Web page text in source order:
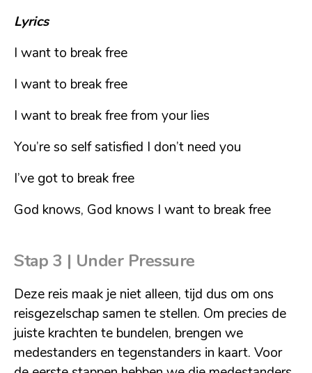
Lyrics
I want to break free
I want to break free
I want to break free from your lies
You’re so self satisfied I don’t need you
I’ve got to break free
God knows, God knows I want to break free
Stap 3 | Under Pressure
Deze reis maak je niet alleen, tijd dus om ons
reisgezelschap samen te stellen. Om precies de
juiste krachten te bundelen, brengen we
medestanders en tegenstanders in kaart. Voor